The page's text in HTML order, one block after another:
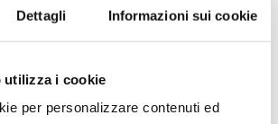
Dettagli Informazioni sui cookie
utilizza i cookie
per personalizzare contenuti ed
Made in Italy e
di ogni pezzo, rendono